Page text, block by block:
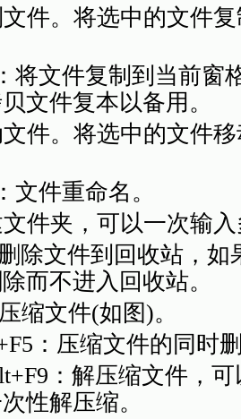
。将选中的文件复
文件复制到当前窗
文件复本以备用。
。将选中的文件移
件重命名。
夹，可以一次输入
文件到回收站，如
而不进入回收站。
文件(如图)。
：压缩文件的同时
：解压缩文件，可
性解压缩。